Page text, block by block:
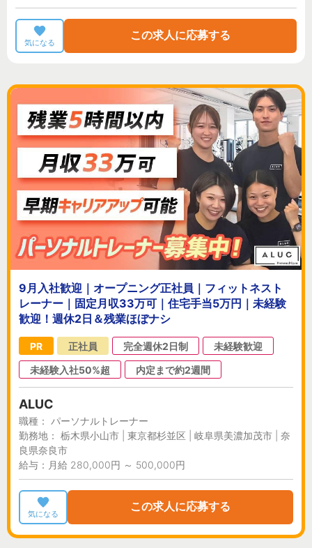
気になる
この求人に応募する
9月入社歓迎｜オープニング正社員｜フィットネスト
レーナー｜固定月収33万可｜住宅手当5万円｜未経験
歓迎！週休2日＆残業ほぼナシ
PR 正社員 完全週休2日制
未経験歓迎
未経験入社50%超
内定まで約2週間
ALUC
職種： パーソナルトレーナー
勤務地： 栃木県小山市 | 東京都杉並区 | 岐阜県美濃加茂市 | 奈
良県奈良市
給与：月給 280,000円 ～ 500,000円
気になる
この求人に応募する